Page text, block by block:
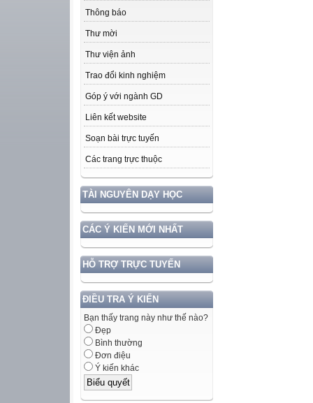
Thông báo
Thư mời
Thư viện ảnh
Trao đổi kinh nghiệm
Góp ý với ngành GD
Liên kết website
Soạn bài trực tuyến
Các trang trực thuộc
TÀI NGUYÊN DẠY HỌC
CÁC Ý KIẾN MỚI NHẤT
HỖ TRỢ TRỰC TUYẾN
ĐIỀU TRA Ý KIẾN
Bạn thấy trang này như thế nào?
Đẹp
Bình thường
Đơn điệu
Ý kiến khác